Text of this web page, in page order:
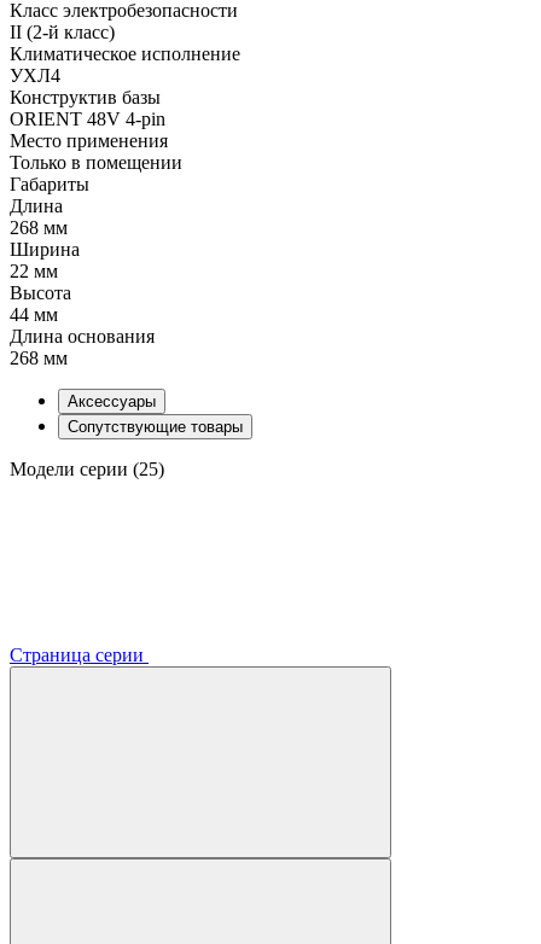
Класс электробезопасности
II (2-й класс)
Климатическое исполнение
УХЛ4
Конструктив базы
ORIENT 48V 4-pin
Место применения
Только в помещении
Габариты
Длина
268 мм
Ширина
22 мм
Высота
44 мм
Длина основания
268 мм
Аксессуары
Сопутствующие товары
Модели серии (25)
Страница серии